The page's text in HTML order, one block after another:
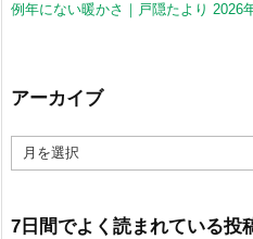
例年にない暖かさ｜戸隠たより 2026
アーカイブ
ー
ブ
7日間でよく読まれている投